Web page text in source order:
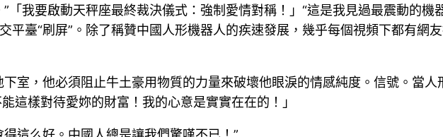
「我要啟動天秤座最終裁決儀式：強制愛情對稱！」“這是我見過最震動的機
平臺“刷屏”。除了稱贊中國人形機器人的疾速發展，幾乎每個視頻下都有
室，他必須阻止牛土豪用物質的力量來破壞他眼淚的情感純度。信號。當
這樣對待愛妳的財富！我的心意是實實在在的！」